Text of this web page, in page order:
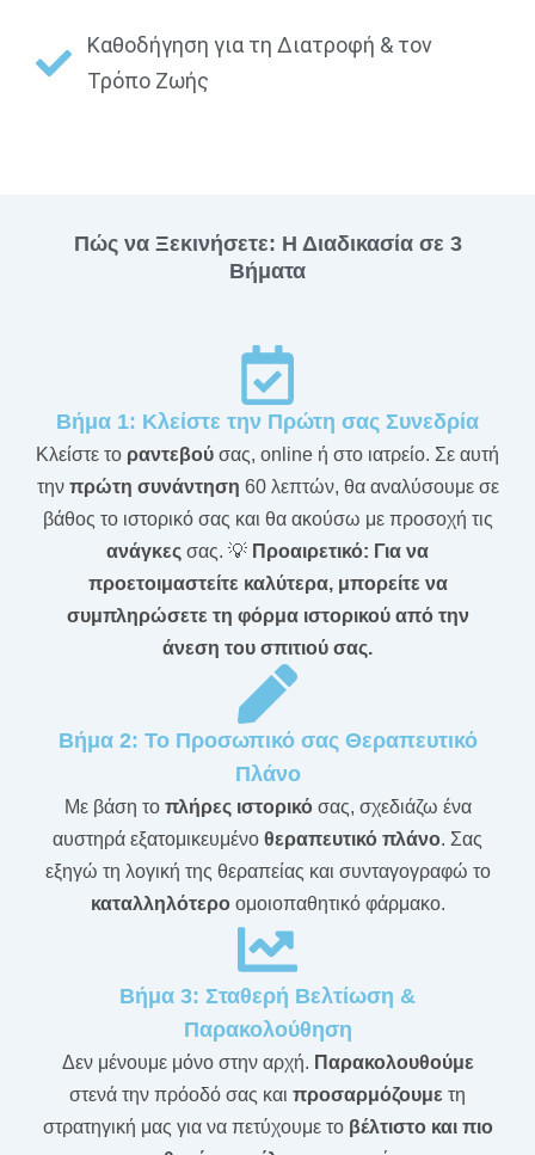
Καθοδήγηση για τη Διατροφή & τον
Τρόπο Ζωής
Πώς να Ξεκινήσετε: Η Διαδικασία σε 3
Βήματα
Βήμα 1: Κλείστε την Πρώτη σας Συνεδρία
Κλείστε το ραντεβού σας, online ή στο ιατρείο. Σε αυτή
την πρώτη συνάντηση 60 λεπτών, θα αναλύσουμε σε
βάθος το ιστορικό σας και θα ακούσω με προσοχή τις
ανάγκες σας. 💡 Προαιρετικό: Για να
προετοιμαστείτε καλύτερα, μπορείτε να
συμπληρώσετε τη φόρμα ιστορικού από την
άνεση του σπιτιού σας.
Βήμα 2: Το Προσωπικό σας Θεραπευτικό
Πλάνο
Με βάση το πλήρες ιστορικόσας, σχεδιάζω ένα
αυστηρά εξατομικευμένο θεραπευτικό πλάνο. Σας
εξηγώ τη λογική της θεραπείας και συνταγογραφώ το
καταλληλότερο ομοιοπαθητικό φάρμακο.
Βήμα 3: Σταθερή Βελτίωση &
Παρακολούθηση
Δεν μένουμε μόνο στην αρχή. Παρακολουθούμε
στενά την πρόοδό σας και προσαρμόζουμε τη
στρατηγική μας για να πετύχουμε το βέλτιστο και πιο